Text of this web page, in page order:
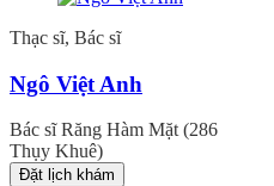
Thạc sĩ, Bác sĩ
Ngô Việt Anh
Bác sĩ Răng Hàm Mặt (286
Thụy Khuê)
Đặt lịch khám